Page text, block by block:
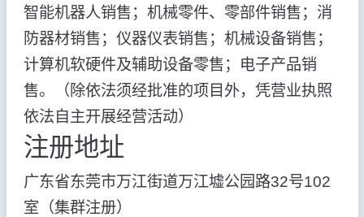
智能机器人销售；机械零件、零部件销售；消
防器材销售；仪器仪表销售；机械设备销售；
计算机软硬件及辅助设备零售；电子产品销
售。（除依法须经批准的项目外，凭营业执照
依法自主开展经营活动）
注册地址
广东省东莞市万江街道万江墟公园路32号102
室（集群注册）